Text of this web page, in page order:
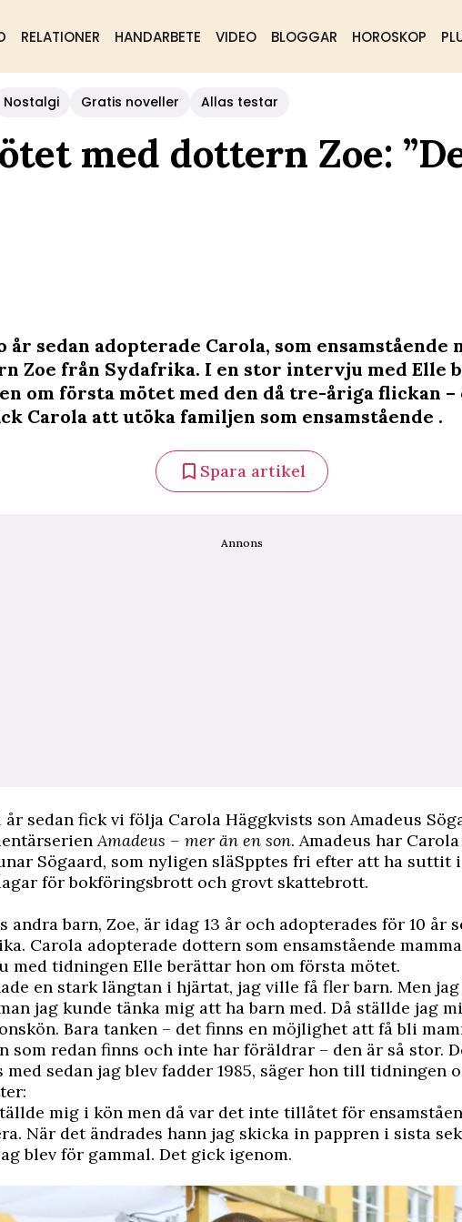
RELATIONER HANDARBETE VIDEO BLOGGAR HOROSKOP
Nostalgi Gratis noveller Allas testar
med dottern Zoe:
år sedan adopterade Carola, som ensamstående
Zoe från Sydafrika. I en stor intervju med Elle
om första mötet med den då tre-åriga flickan –
Carola att utöka familjen som ensamstående .
Spara artikel
Annons
år sedan fick vi följa Carola Häggkvists son Amadeus
Amadeus – mer än en son. Amadeus har
Sögaard, som nyligen släSpptes fri efter att ha suttit
för bokföringsbrott och grovt skattebrott.
andra barn, Zoe, är idag 13 år och adopterades för 10 år
Carola adopterade dottern som ensamstående
med tidningen Elle berättar hon om första mötet.
en stark längtan i hjärtat, jag ville få fler barn. Men
jag kunde tänka mig att ha barn med. Då ställde jag
Bara tanken – det finns en möjlighet att få bli
som redan finns och inte har föräldrar – den är så stor.
sedan jag blev fadder 1985, säger hon till tidningen
mig i kön men då var det inte tillåtet för
När det ändrades hann jag skicka in pappren i sista
blev för gammal. Det gick igenom.